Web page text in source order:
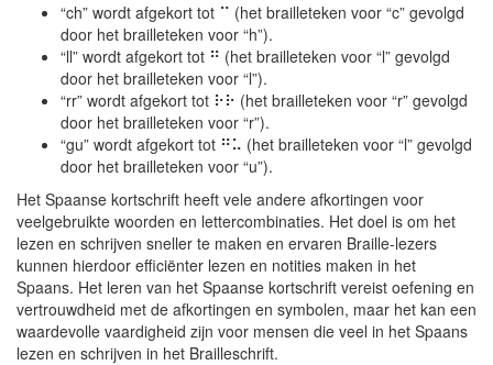
“ch” wordt afgekort tot ⠉ (het brailleteken voor “c” gevolgd
door het brailleteken voor “h”).
“ll” wordt afgekort tot ⠛ (het brailleteken voor “l” gevolgd
door het brailleteken voor “l”).
“rr” wordt afgekort tot ⠗⠗ (het brailleteken voor “r” gevolgd
door het brailleteken voor “r”).
“gu” wordt afgekort tot ⠛⠥ (het brailleteken voor “l” gevolgd
door het brailleteken voor “u”).
Het Spaanse kortschrift heeft vele andere afkortingen voor
veelgebruikte woorden en lettercombinaties. Het doel is om het
lezen en schrijven sneller te maken en ervaren Braille-lezers
kunnen hierdoor efficiënter lezen en notities maken in het
Spaans. Het leren van het Spaanse kortschrift vereist oefening en
vertrouwdheid met de afkortingen en symbolen, maar het kan een
waardevolle vaardigheid zijn voor mensen die veel in het Spaans
lezen en schrijven in het Brailleschrift.